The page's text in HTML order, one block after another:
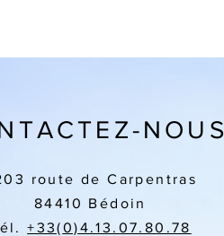
NOUS
route de Carpentras
84410 Bédoin
+33(0)4.13.07.80.78